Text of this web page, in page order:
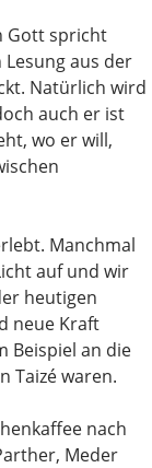
Gott spricht
aus der
Natürlich wird
auch er ist
wo er will,
Manchmal
auf und wir
heutigen
neue Kraft
Beispiel an die
Taizé waren.
nach
Meder